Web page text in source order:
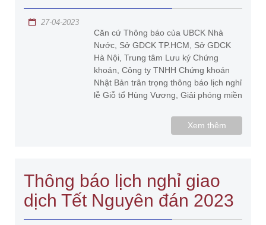
27-04-2023
Căn cứ Thông báo của UBCK Nhà
Nước, Sở GDCK TP.HCM, Sở GDCK
Hà Nội, Trung tâm Lưu ký Chứng
khoán, Công ty TNHH Chứng khoán
Nhật Bản trân trọng thông báo lịch nghỉ
lễ Giỗ tổ Hùng Vương, Giải phóng miền
Xem thêm
Thông báo lịch nghỉ giao
dịch Tết Nguyên đán 2023